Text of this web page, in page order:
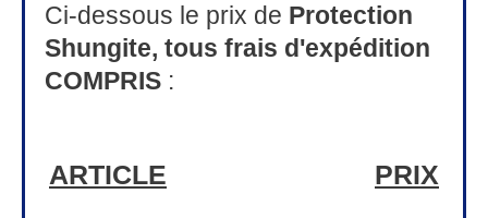
Ci-dessous le prix de Protection
Shungite, tous frais d'expédition
COMPRIS :
ARTICLE
PRIX